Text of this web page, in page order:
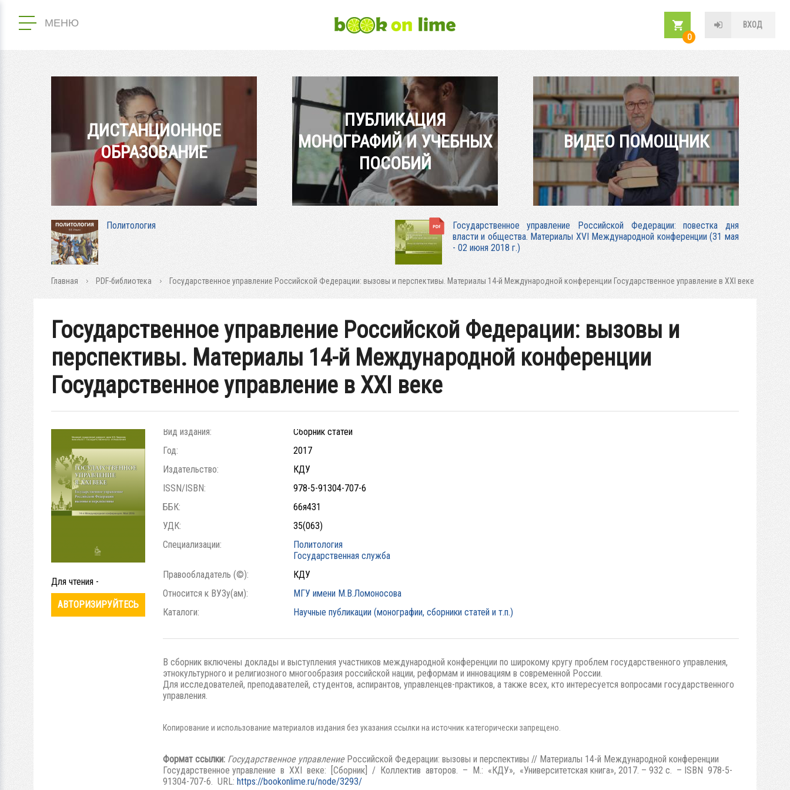
МЕНЮ
ВХОД
0
ДИСТАНЦИОННОЕ
ОБРАЗОВАНИЕ
ПУБЛИКАЦИЯ
МОНОГРАФИЙ И УЧЕБНЫХ
ПОСОБИЙ
ВИДЕО ПОМОЩНИК
Политология
Государственное управление Российской Федерации: повестка дня
власти и общества. Материалы XVI Международной конференции (31 мая
- 02 июня 2018 г.)
Главная PDF-библиотека Государственное управление Российской Федерации: вызовы и перспективы. Материалы 14-й Международной конференции Государственное управление в XXI веке
Государственное управление Российской Федерации: вызовы и
перспективы. Материалы 14-й Международной конференции
Государственное управление в XXI веке
Для чтения -
АВТОРИЗИРУЙТЕСЬ
Вид издания:
Сборник статей
Год:
2017
Издательство:
КДУ
ISSN/ISBN:
978-5-91304-707-6
ББК:
66я431
УДК:
35(063)
Специализации:
Политология
Государственная служба
Правообладатель (©):
КДУ
Относится к ВУЗу(ам):
МГУ имени М.В.Ломоносова
Каталоги:
Научные публикации (монографии, сборники статей и т.п.)
В сборник включены доклады и выступления участников международной конференции по широкому кругу проблем государственного управления,
этнокультурного и религиозного многообразия российской нации, реформам и инновациям в современной России.
Для исследователей, преподавателей, студентов, аспирантов, управленцев-практиков, а также всех, кто интересуется вопросами государственного
управления.
Копирование и использование материалов издания без указания ссылки на источник категорически запрещено.
Формат ссылки: Государственное управлениеРоссийской Федерации: вызовы и перспективы // Материалы 14-й Международной конференции
Государственное управление в XXI веке: [Сборник] / Коллектив авторов. – М.: «КДУ», «Университетская книга», 2017. – 932 с. – ISBN 978-5-
91304-707-6. URL: https://bookonlime.ru/node/3293/